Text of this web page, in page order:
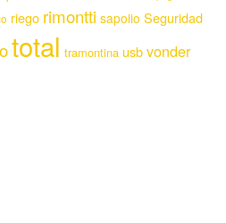
riego rimontti sapolio Seguridad
total tramontina usbvonder